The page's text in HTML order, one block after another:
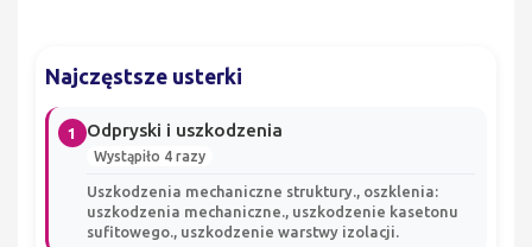
Najczęstsze usterki
1 Odpryski i uszkodzenia
Wystąpiło 4 razy
Uszkodzenia mechaniczne struktury., oszklenia:
uszkodzenia mechaniczne., uszkodzenie kasetonu
sufitowego., uszkodzenie warstwy izolacji.